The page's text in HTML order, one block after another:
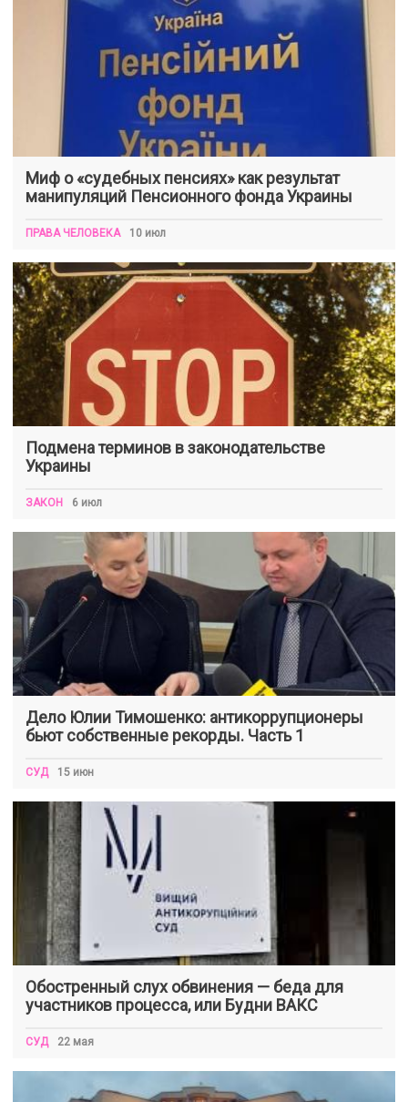
Миф о «судебных пенсиях» как результат
манипуляций Пенсионного фонда Украины
ПРАВА ЧЕЛОВЕКА 10 июл
Подмена терминов в законодательстве
Украины
ЗАКОН 6 июл
Дело Юлии Тимошенко: антикоррупционеры
бьют собственные рекорды. Часть 1
СУД 15 июн
Обостренный слух обвинения — беда для
участников процесса, или Будни ВАКС
СУД 22 мая